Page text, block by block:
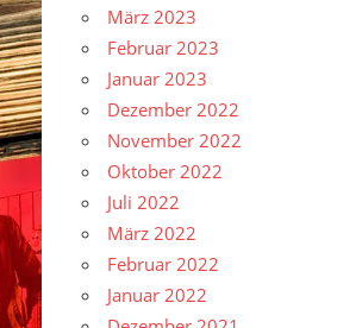
März 2023
Februar 2023
Januar 2023
Dezember 2022
November 2022
Oktober 2022
Juli 2022
März 2022
Februar 2022
Januar 2022